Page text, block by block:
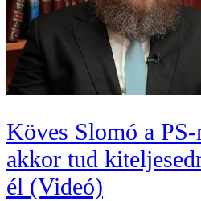
Köves Slomó a
akkor tud
él (Videó)